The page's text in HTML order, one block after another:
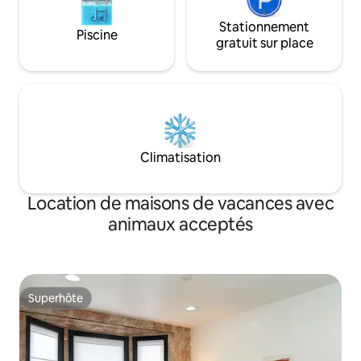
Piscine
Stationnement
gratuit sur place
Climatisation
Location de maisons de vacances avec
animaux acceptés
Superhôte
Superhôte